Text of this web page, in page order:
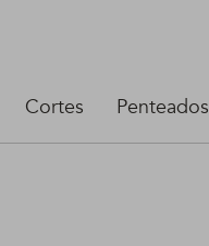
Cortes Penteados